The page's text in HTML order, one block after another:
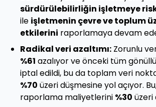
sürdürülebilirliğin işletmeye
ile işletmenin çevre ve toplum
etkilerini raporlamaya devam
Radikal veri azaltımı: Zorunlu
%61 azalıyor ve önceki tüm
iptal edildi, bu da toplam veri
%70 üzeri düşmesine yol açıyor.
raporlama maliyetlerini %30 üzeri